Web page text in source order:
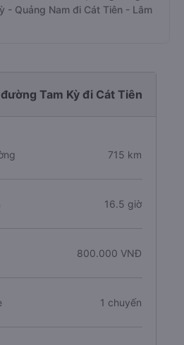
- Quảng Nam đi Cát Tiên - Lâm
Tam Kỳ đi Cát Tiên
715 km
16.5 giờ
800.000 VNĐ
1 chuyến